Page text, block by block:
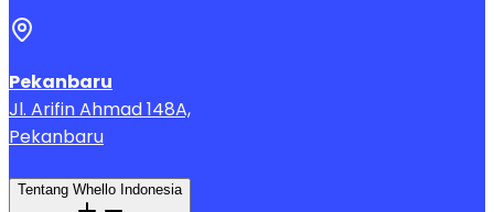
Pekanbaru
Jl. Arifin Ahmad 148A,
Pekanbaru
Tentang Whello Indonesia